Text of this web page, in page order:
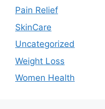
Pain Relief
SkinCare
Uncategorized
Weight Loss
Women Health